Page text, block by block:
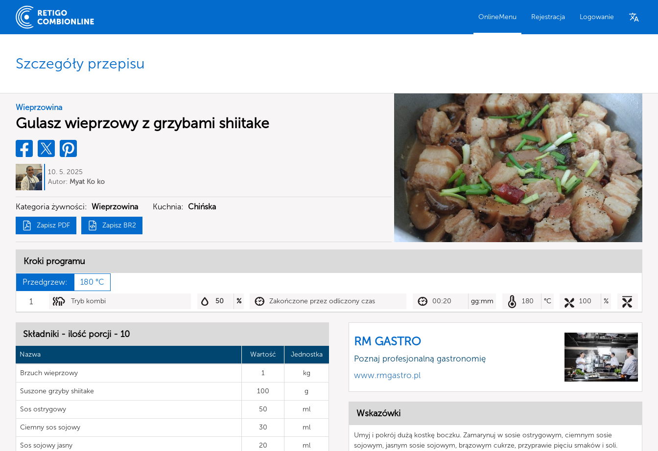
OnlineMenu Rejestracja Logowanie
Szczegóły przepisu
Wieprzowina
Gulasz wieprzowy z grzybami shiitake
10. 5. 2025
Autor: Myat Ko ko
Kategoria żywności: Wieprzowina Kuchnia: Chińska
Zapisz PDF Zapisz BR2
Kroki programu
Przedgrzew: 180 °C
1 Tryb kombi 50 % Zakończone przez odliczony czas 00:20 gg:mm 180 °C 100 %
Składniki - ilość porcji - 10
Nazwa Wartość Jednostka
Brzuch wieprzowy 1 kg
Suszone grzyby shiitake 100 g
Sos ostrygowy 50 ml
Ciemny sos sojowy 30 ml
Sos sojowy jasny 20 ml
RM GASTRO
Poznaj profesjonalną gastronomię
www.rmgastro.pl
Wskazówki
Umyj i pokrój dużą kostkę boczku. Zamarynuj w sosie ostrygowym, ciemnym sosie
sojowym, jasnym sosie sojowym, brązowym cukrze, przyprawie pięciu smaków i soli.